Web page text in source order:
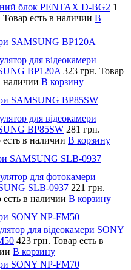
блок PENTAX D-BG2 1
Товар есть в наличии В
SAMSUNG BP120A
для відеокамери
BP120A 323 грн. Товар
наличии В корзину
SAMSUNG BP85SW
для відеокамери
BP85SW 281 грн.
есть в наличии В корзину
SAMSUNG SLB-0937
для фотокамери
SLB-0937 221 грн.
есть в наличии В корзину
SONY NP-FM50
для відеокамери SONY
423 грн. Товар есть в
В корзину
SONY NP-FM70